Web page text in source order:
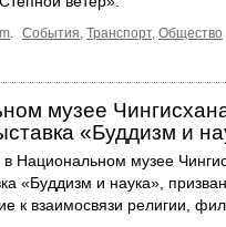
События Транспорт, Общество
музее
«Буддизм и
Национальном музее
«Буддизм и наука»,
к взаимосвязи религии,